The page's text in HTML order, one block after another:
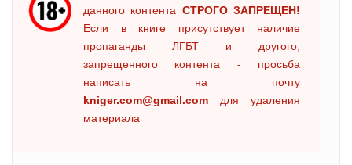
данного контента СТРОГО ЗАПРЕЩЕН!
Если в книге присутствует наличие
пропаганды ЛГБТ и другого,
запрещенного контента - просьба
написать на почту
kniger.com@gmail.com для удаления
материала